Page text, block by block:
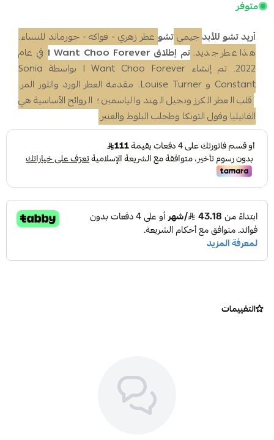
متوفر
أريد تشو للأبدجيميتشو عطر زهري - فواكه - جورماند للنساء.
هذا عطر جديد.تم إطلاق I Want Choo Forever
في عام
2022. تم إنشاء I Want Choo Forever بواسطة Sonia
Constant و Louise Turner. مقدمة العطر الورد واللوز المر.
قلب العطر الكرز ونجيل الهند والياسمين ؛ الروائح الأساسية هي
الفانيليا وفول التونكا وطحلب البلوط والعنبر.
التقييمات